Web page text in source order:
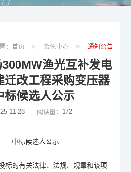
： 首页 资讯中心 通知公告
渔光互补发电
迁改工程采购变压器
标候选人公示
11-28 阅读量： 172
中标候选人公示
标的有关法律、法规、规章和该项